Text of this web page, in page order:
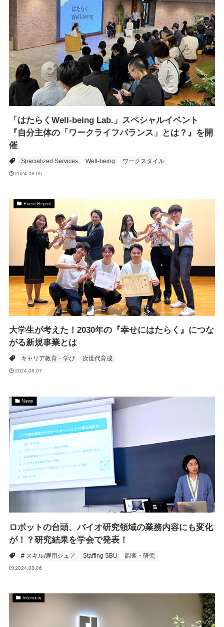
「はたらくWell-being Lab.」スペシャルイベント
『自分主体の「ワークライフバランス」とは？』を開
催
Specialized Services Well-being ワークスタイル
2024.08.09
Event Report
大学生が考えた！2030年の『幸せにはたらく』につな
がる新規事業とは
キャリア教育・学び 次世代育成
2024.08.07
News
ロボットの台頭、バイオ研究領域の業務内容にも変化
が！？研究結果を学会で発表！
# スキル/雇用シェア Staffing SBU 調査・研究
2024.08.06
Interview